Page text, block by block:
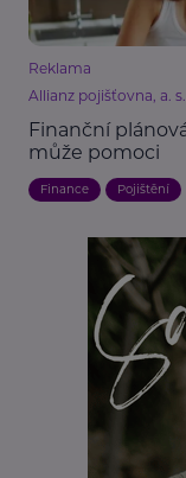
Reklama
Allianz pojišťovna, a.
Finanční
může pomoci
Finance Pojištění